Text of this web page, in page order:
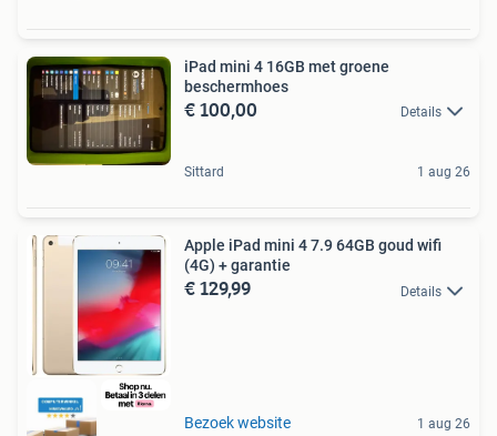
iPad mini 4 16GB met groene
beschermhoes
€ 100,00 Details
Sittard 1 aug 26
Apple iPad mini 4 7.9 64GB goud wifi
(4G) + garantie
€ 129,99 Details
Bezoek website 1 aug 26